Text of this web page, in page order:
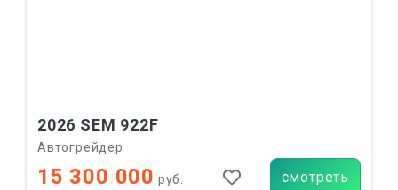
2026 SEM 922F
Автогрейдер
15 300 000 руб. смотреть